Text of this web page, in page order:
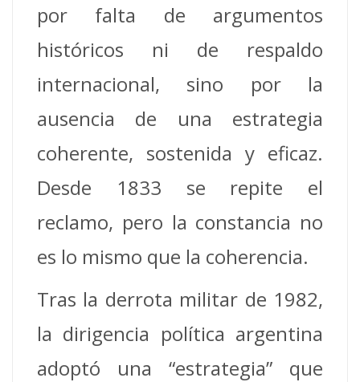
por falta de argumentos
históricos ni de respaldo
internacional, sino por la
ausencia de una estrategia
coherente, sostenida y eficaz.
Desde 1833 se repite el
reclamo, pero la constancia no
es lo mismo que la coherencia.
Tras la derrota militar de 1982,
la dirigencia política argentina
adoptó una “estrategia” que